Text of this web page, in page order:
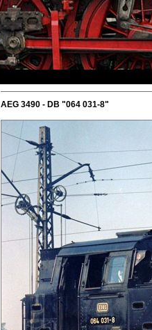
AEG 3490 - DB "064 031-8"